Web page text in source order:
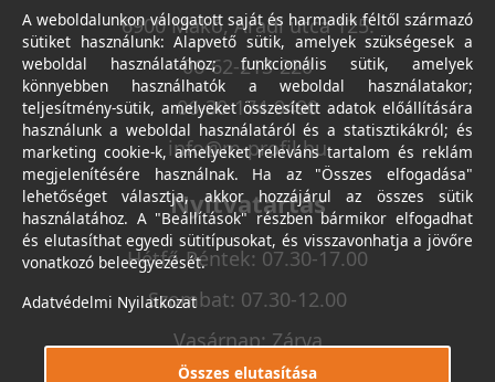
6900 Makó, Aradi utca 125.
06-62-213-220
06-30-174-9490
info@m-profil.hu
Nyitvatartás
Hétfő-Péntek: 07.30-17.00
Szombat: 07.30-12.00
Vasárnap: Zárva
A weboldalunkon válogatott saját és harmadik féltől származó
sütiket használunk: Alapvető sütik, amelyek szükségesek a
weboldal használatához; funkcionális sütik, amelyek
könnyebben használhatók a weboldal használatakor;
teljesítmény-sütik, amelyeket összesített adatok előállítására
használunk a weboldal használatáról és a statisztikákról; és
marketing cookie-k, amelyeket releváns tartalom és reklám
megjelenítésére használnak. Ha az "Összes elfogadása"
lehetőséget választja, akkor hozzájárul az összes sütik
használatához. A "Beállítások" részben bármikor elfogadhat
és elutasíthat egyedi sütitípusokat, és visszavonhatja a jövőre
vonatkozó beleegyezését.
Adatvédelmi Nyilatkozat
Összes elutasítása